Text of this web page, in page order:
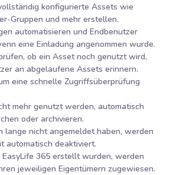
konfigurierte Assets wie
Gruppen und mehr erstellen.
automatisieren und Endbenutzer
eine Einladung angenommen wurde.
ob ein Asset noch genutzt wird,
an abgelaufene Assets erinnern.
eine schnelle Zugriffsüberprüfung
mehr genutzt werden, automatisch
oder archivieren.
lange nicht angemeldet haben, werden
automatisch deaktiviert.
EasyLife 365 erstellt wurden, werden
jeweiligen Eigentümern zugewiesen.